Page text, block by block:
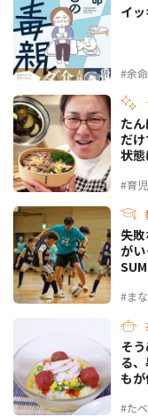
#余
イ
#育
た
だ
状
#ま
失
が
#た
そ
る
も